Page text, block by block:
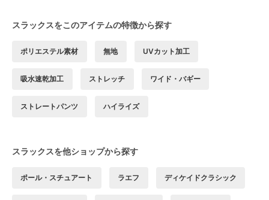
スラックスをこのアイテムの特徴から探す
ポリエステル素材 無地 UVカット加工
吸水速乾加工 ストレッチ ワイド・バギー
ストレートパンツ ハイライズ
スラックスを他ショップから探す
ポール・スチュアート ラエフ ディケイドクラシック